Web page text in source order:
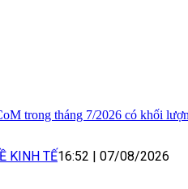
trong tháng 7/2026 có khối
KINH TẾ16:52 07/08/2026